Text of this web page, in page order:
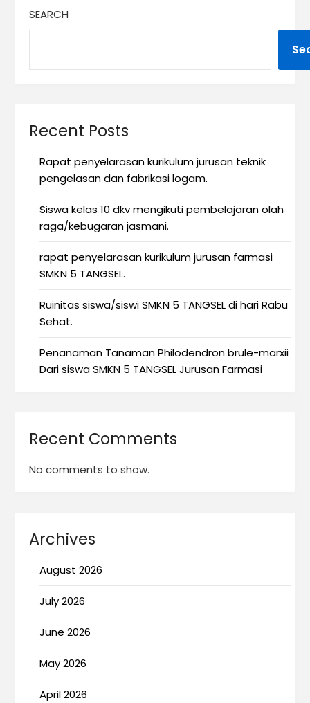
SEARCH
Recent Posts
Rapat penyelarasan kurikulum jurusan teknik
pengelasan dan fabrikasi logam.
Siswa kelas 10 dkv mengikuti pembelajaran olah
raga/kebugaran jasmani.
rapat penyelarasan kurikulum jurusan farmasi
SMKN 5 TANGSEL.
Ruinitas siswa/siswi SMKN 5 TANGSEL di hari Rabu
Sehat.
Penanaman Tanaman Philodendron brule-marxii
Dari siswa SMKN 5 TANGSEL Jurusan Farmasi
Recent Comments
No comments to show.
Archives
August 2026
July 2026
June 2026
May 2026
April 2026